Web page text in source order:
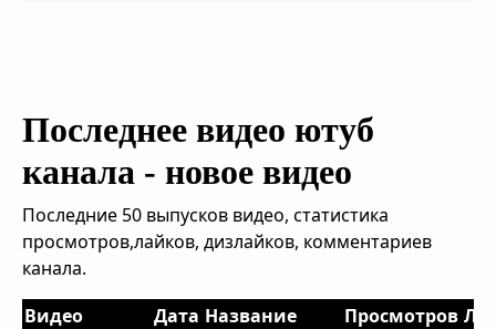
Последнее видео ютуб
канала - новое видео
Последние 50 выпусков видео, статистика
просмотров,лайков, дизлайков, комментариев
канала.
Видео
Дата Название Просмотров